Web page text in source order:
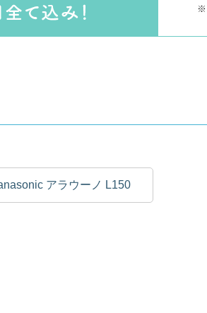
アラウーノ L150